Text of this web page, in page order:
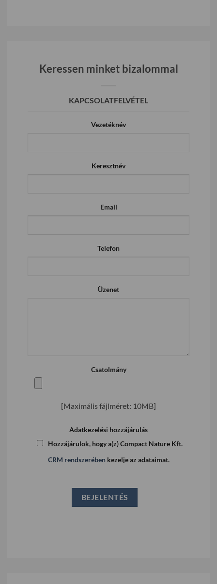
Keressen minket bizalommal
KAPCSOLATFELVÉTEL
Vezetéknév
Keresztnév
Email
Telefon
Üzenet
Csatolmány
[Maximális fájlméret: 10MB]
Adatkezelési hozzájárulás
Hozzájárulok, hogy a(z) Compact Nature Kft.
CRM rendszerében kezelje az adataimat.